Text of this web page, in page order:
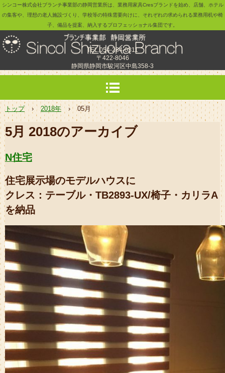
シンコー株式会社ブランチ事業部の静岡営業所は、業務用家具Cresブランドを始め、店舗、ホテル
の集客や、理想の老人施設づくり、学校等の特殊需要向けに、それぞれの求められる業務用机や椅
子、備品を提案、納入するプロフェッショナル集団です。
TEL.054-284-0311
〒422-8046
静岡県静岡市駿河区中島358-3
トップ › 2018年 › 05月
5月 2018のアーカイブ
N住宅
住宅展示場のモデルハウスに
クレス：テーブル・TB2893-UX/椅子・カリラA
を納品